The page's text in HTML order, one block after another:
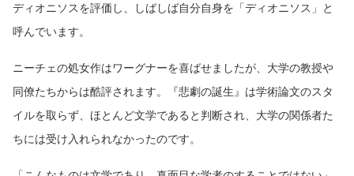
ディオニソスを評価し、しばしば自分自身を「ディオニソス」と
呼んでいます。
ニーチェの処女作はワーグナーを喜ばせましたが、大学の教授や
同僚たちからは酷評されます。『悲劇の誕生』は学術論文のスタ
イルを取らず、ほとんど文学であると判断され、大学の関係者た
ちには受け入れられなかったのです。